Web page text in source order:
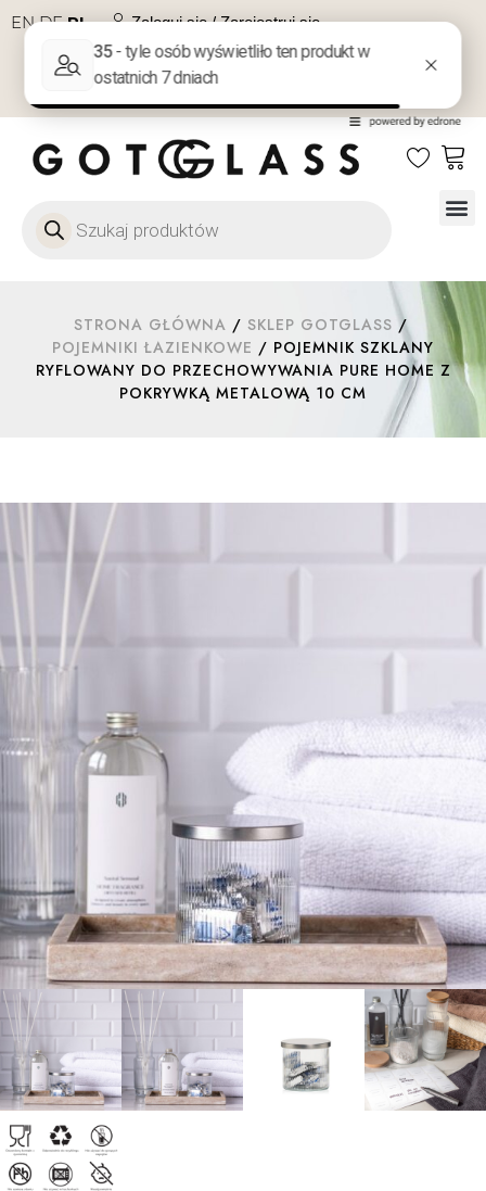
EN DE PL Zaloguj się / Zarejestruj się
NA PREZENT
STRONA GŁÓWNA / SKLEP GOTGLASS /
POJEMNIKI ŁAZIENKOWE / POJEMNIK SZKLANY
RYFLOWANY DO PRZECHOWYWANIA PURE HOME Z
POKRYWKĄ METALOWĄ 10 CM